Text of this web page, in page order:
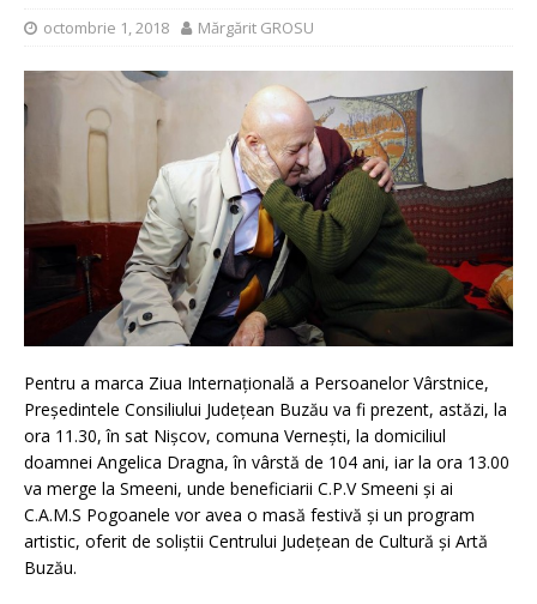
octombrie 1, 2018 Mărgărit GROSU
Pentru a marca Ziua Internațională a Persoanelor Vârstnice,
Președintele Consiliului Județean Buzău va fi prezent, astăzi, la
ora 11.30, în sat Nișcov, comuna Vernești, la domiciliul
doamnei Angelica Dragna, în vârstă de 104 ani, iar la ora 13.00
va merge la Smeeni, unde beneficiarii C.P.V Smeeni și ai
C.A.M.S Pogoanele vor avea o masă festivă și un program
artistic, oferit de soliștii Centrului Județean de Cultură și Artă
Buzău.